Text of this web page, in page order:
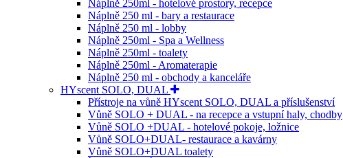
Náplně 250ml - hotelové prostory, recepce
Náplně 250 ml - bary a restaurace
Náplně 250 ml - lobby
Náplně 250ml - Spa a Wellness
Náplně 250ml - toalety
Náplně 250ml - Aromaterapie
Náplně 250 ml - obchody a kanceláře
HYscent SOLO, DUAL
Přístroje na vůně HYscent SOLO, DUAL a příslušenství
Vůně SOLO + DUAL - na recepce a vstupní haly, chodby
Vůně SOLO +DUAL - hotelové pokoje, ložnice
Vůně SOLO+DUAL- restaurace a kavárny
Vůně SOLO+DUAL toalety